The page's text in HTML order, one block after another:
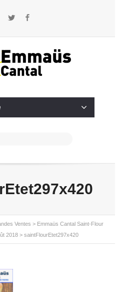
Twitter
Ventes > Emmaüs Cantal Saint-Flour
2018 > saintFlourEtet297x420